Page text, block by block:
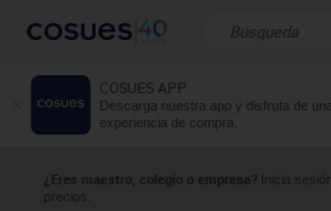
COSUES APP
Descarga nuestra app y disfruta de
experiencia de compra.
¿Eres maestro, colegio o empresa? Inicia
precios.
Resultados de